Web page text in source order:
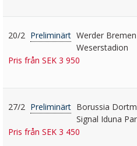
20/2 Preliminärt Werder
Weserstadion
Pris från SEK 3 950
27/2 Preliminärt Borussia
Signal Iduna
Pris från SEK 3 450